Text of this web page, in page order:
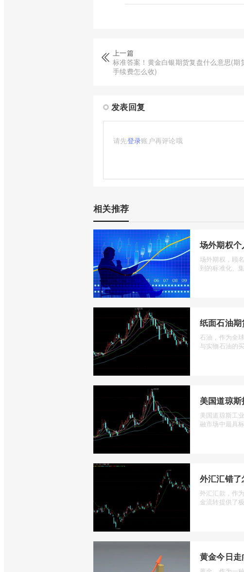
上一篇
标准答案！黄金白银期货复盘什么意思(期
手续费怎么收)
发表回复
请先登录账户再评论哦
相关推荐
场外期权
场外期权，顾
到的标准化、
纸面石油
石油，作为全
与实物石油的
美国道琼
美国道琼斯工
融市场中最具
外汇汇错
外汇汇款，作
金流转提供了
黄金今日